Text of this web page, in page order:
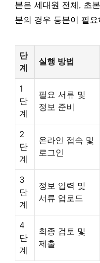
본은 세대원 전체, 초
분의 경우 등본이 필
단
계
실행 방법
1
단
계
필요 서류 및
정보 준비
2
단
계
온라인 접속 및
로그인
3
단
계
정보 입력 및
서류 업로드
4
단
계
최종 검토 및
제출